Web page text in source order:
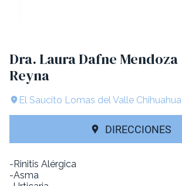
Dra. Laura Dafne Mendoza
Reyna
El Saucito Lomas del Valle Chihuahua
DIRECCIONES
-Rinitis Alérgica
-Asma